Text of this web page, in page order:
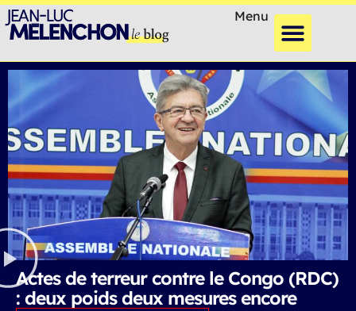
Menu
Actes de terreur contre le Congo (RDC)
: deux poids deux mesures encore